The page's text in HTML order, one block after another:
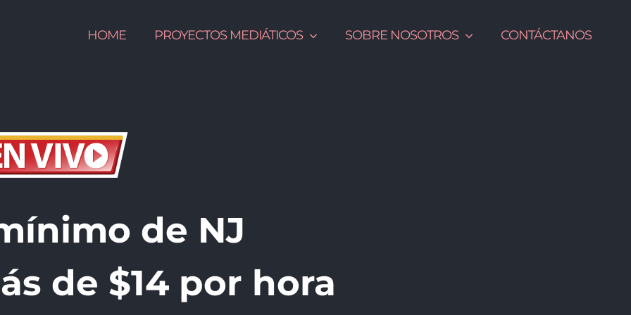
HOME PROYECTOS MEDIÁTICOS SOBRE NOSOTROS CONTÁCTANOS
de NJ
de $14 por hora